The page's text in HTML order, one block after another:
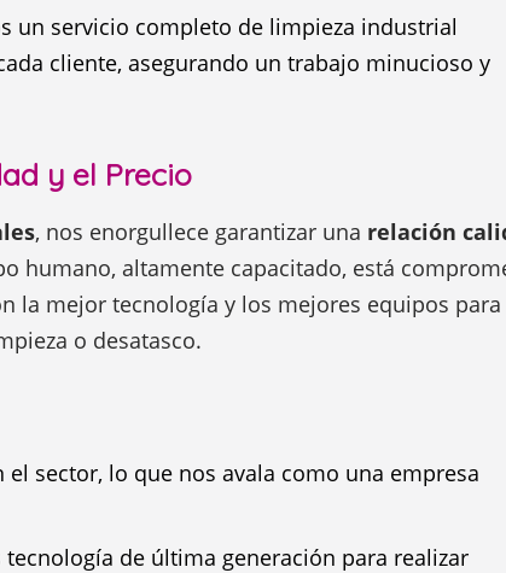
un servicio completo de limpieza industrial
cliente, asegurando un trabajo minucioso y
y el Precio
, nos enorgullece garantizar una relación
humano, altamente capacitado, está
la mejor tecnología y los mejores equipos para
o desatasco.
el sector, lo que nos avala como una empresa
tecnología de última generación para realizar